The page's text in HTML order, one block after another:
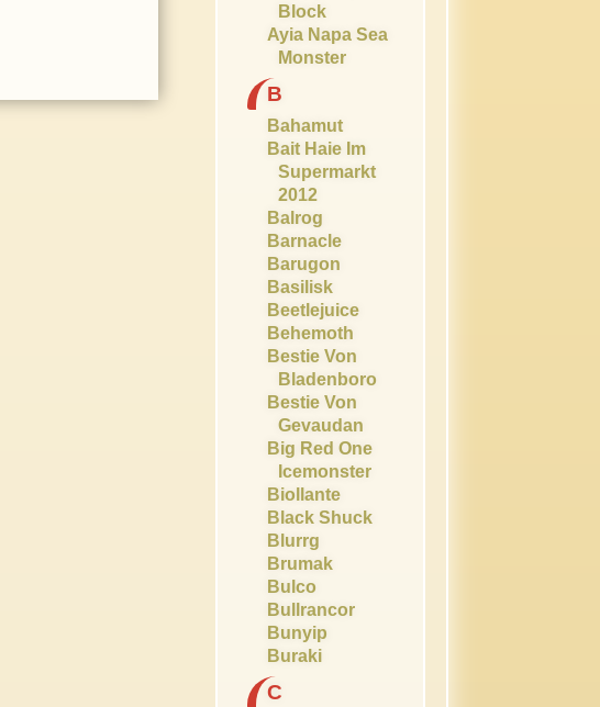
Block
Ayia Napa Sea
Monster
B
Bahamut
Bait Haie Im
Supermarkt
2012
Balrog
Barnacle
Barugon
Basilisk
Beetlejuice
Behemoth
Bestie Von
Bladenboro
Bestie Von
Gevaudan
Big Red One
Icemonster
Biollante
Black Shuck
Blurrg
Brumak
Bulco
Bullrancor
Bunyip
Buraki
C